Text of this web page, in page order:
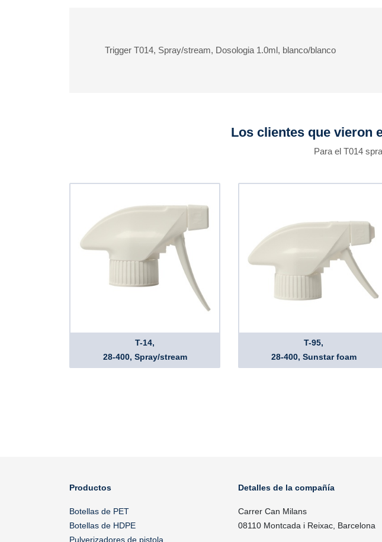
Trigger T014, Spray/stream, Dosologia 1.0ml, blanco/blanco
Los clientes que vieron
Para el T014
T-14,
28-400, Spray/stream
T-95,
28-400, Sunstar foam
Productos
Botellas de PET
Botellas de HDPE
Pulverizadores de pistola
Detalles de la compañía
Carrer Can Milans
08110 Montcada i Reixac, Barcelona